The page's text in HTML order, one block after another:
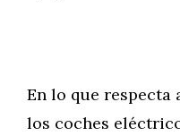
En lo que respecta
los coches